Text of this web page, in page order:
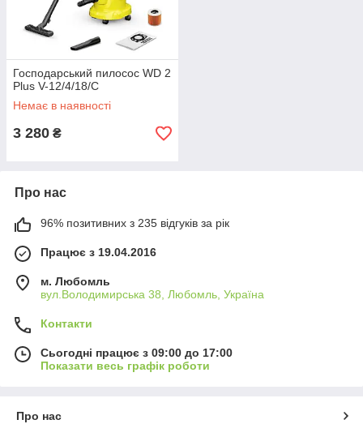
Господарський пилосос WD 2
Plus V-12/4/18/C
Немає в наявності
3 280 ₴
Про нас
96% позитивних з 235 відгуків за рік
Працює з 19.04.2016
м. Любомль
вул.Володимирська 38, Любомль, Україна
Контакти
Сьогодні працює з 09:00 до 17:00
Показати весь графік роботи
Про нас